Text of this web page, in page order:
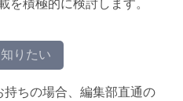
りたい
ちの場合、編集部直通の